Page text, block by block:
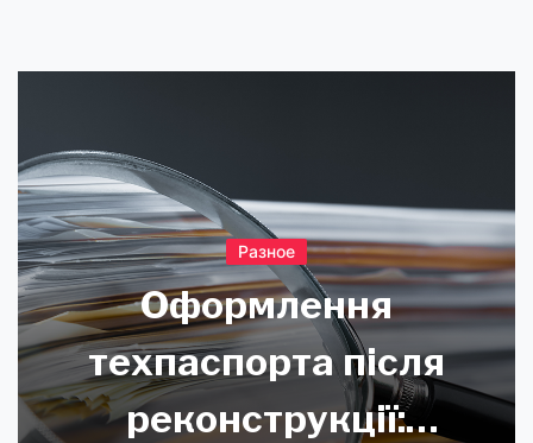
Разное
Оформлення
техпаспорта після
реконструкції: